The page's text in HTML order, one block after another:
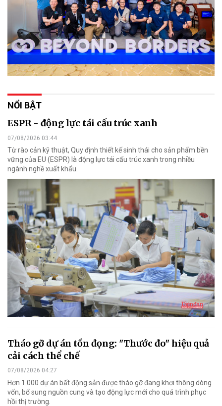
NỔI BẬT
ESPR - động lực tái cấu trúc xanh
07/08/2026 03:44
Từ rào cản kỹ thuật, Quy định thiết kế sinh thái cho sản phẩm bền
vững của EU (ESPR) là động lực tái cấu trúc xanh trong nhiều
ngành nghề xuất khẩu.
Tháo gỡ dự án tồn đọng: "Thước đo" hiệu quả
cải cách thể chế
07/08/2026 04:27
Hơn 1.000 dự án bất động sản được tháo gỡ đang khơi thông dòng
vốn, bổ sung nguồn cung và tạo động lực mới cho quá trình phục
hồi thị trường.